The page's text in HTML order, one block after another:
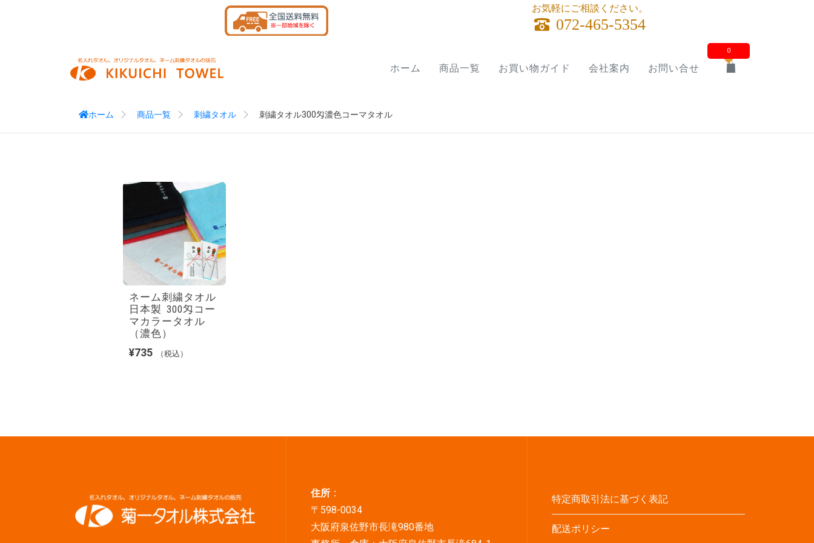
お気軽にご相談ください。
072-465-5354
ホーム 商品一覧 お買い物ガイド 会社案内 お問い合せ
0
ホーム 商品一覧 刺繍タオル 刺繍タオル300匁濃色コーマタオル
ネーム刺繍タオル
日本製 300匁コー
マカラータオル
（濃色）
¥735 （税込）
住所 :
〒598-0034
大阪府泉佐野市長滝980番地
特定商取引法に基づく表記
配送ポリシー